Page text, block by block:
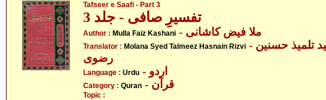
Tafseer e Saafi - Part 3
تفسیرِ صافی - جلد 3
Author : Mulla Faiz Kashani - ملا فیض کاشانی
Translator : Molana Syed Talmeez Hasnain Rizvi - مولانا سید تلمیذ حسنین
رضوی
Language : Urdu - اردو
Category : Quran - قرآن
Topic :